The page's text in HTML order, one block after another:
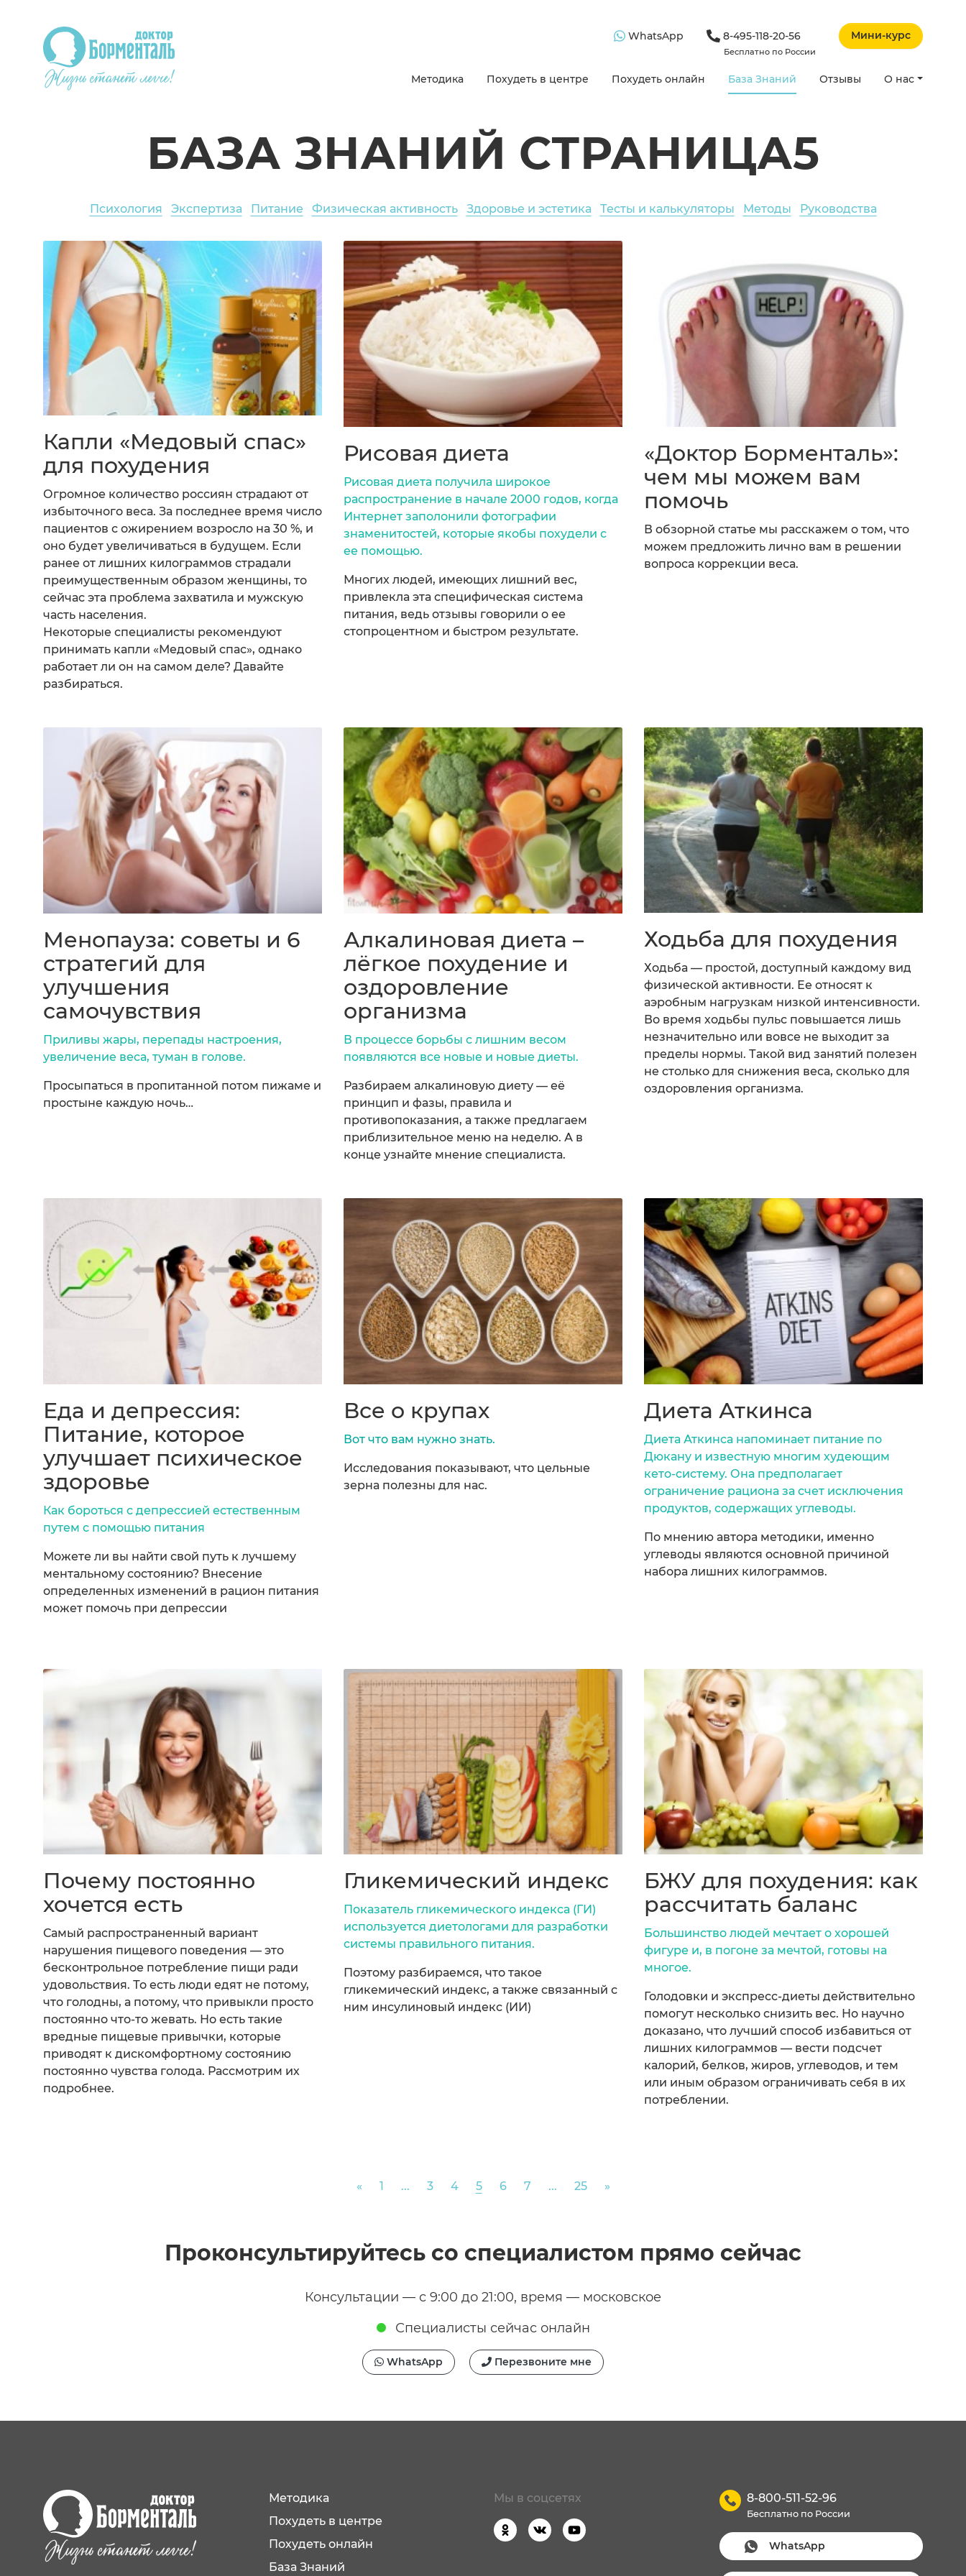
WhatsApp 8-495-118-20-56
Бесплатно по России
Мини-курс
Методика Похудеть в центре Похудеть онлайн База Знаний Отзывы О нас
БАЗА ЗНАНИЙ СТРАНИЦА5
Психология Экспертиза Питание Физическая активность Здоровье и эстетика Тесты и калькуляторы Методы Руководства
Капли «Медовый спас»
для похудения
Огромное количество россиян страдают от
избыточного веса. За последнее время число
пациентов с ожирением возросло на 30 %, и
оно будет увеличиваться в будущем. Если
ранее от лишних килограммов страдали
преимущественным образом женщины, то
сейчас эта проблема захватила и мужскую
часть населения.
Некоторые специалисты рекомендуют
принимать капли «Медовый спас», однако
работает ли он на самом деле? Давайте
разбираться.
Рисовая диета
Рисовая диета получила широкое
распространение в начале 2000 годов, когда
Интернет заполонили фотографии
знаменитостей, которые якобы похудели с
ее помощью.
Многих людей, имеющих лишний вес,
привлекла эта специфическая система
питания, ведь отзывы говорили о ее
стопроцентном и быстром результате.
«Доктор Борменталь»:
чем мы можем вам
помочь
В обзорной статье мы расскажем о том, что
можем предложить лично вам в решении
вопроса коррекции веса.
Менопауза: советы и 6
стратегий для
улучшения
самочувствия
Приливы жары, перепады настроения,
увеличение веса, туман в голове.
Просыпаться в пропитанной потом пижаме и
простыне каждую ночь…
Алкалиновая диета –
лёгкое похудение и
оздоровление
организма
В процессе борьбы с лишним весом
появляются все новые и новые диеты.
Разбираем алкалиновую диету — её
принцип и фазы, правила и
противопоказания, а также предлагаем
приблизительное меню на неделю. А в
конце узнайте мнение специалиста.
Ходьба для похудения
Ходьба — простой, доступный каждому вид
физической активности. Ее относят к
аэробным нагрузкам низкой интенсивности.
Во время ходьбы пульс повышается лишь
незначительно или вовсе не выходит за
пределы нормы. Такой вид занятий полезен
не столько для снижения веса, сколько для
оздоровления организма.
Еда и депрессия:
Питание, которое
улучшает психическое
здоровье
Как бороться с депрессией естественным
путем с помощью питания
Можете ли вы найти свой путь к лучшему
ментальному состоянию? Внесение
определенных изменений в рацион питания
может помочь при депрессии
Все о крупах
Вот что вам нужно знать.
Исследования показывают, что цельные
зерна полезны для нас.
Диета Аткинса
Диета Аткинса напоминает питание по
Дюкану и известную многим худеющим
кето-систему. Она предполагает
ограничение рациона за счет исключения
продуктов, содержащих углеводы.
По мнению автора методики, именно
углеводы являются основной причиной
набора лишних килограммов.
Почему постоянно
хочется есть
Самый распространенный вариант
нарушения пищевого поведения — это
бесконтрольное потребление пищи ради
удовольствия. То есть люди едят не потому,
что голодны, а потому, что привыкли просто
постоянно что-то жевать. Но есть такие
вредные пищевые привычки, которые
приводят к дискомфортному состоянию
постоянно чувства голода. Рассмотрим их
подробнее.
Гликемический индекс
Показатель гликемического индекса (ГИ)
используется диетологами для разработки
системы правильного питания.
Поэтому разбираемся, что такое
гликемический индекс, а также связанный с
ним инсулиновый индекс (ИИ)
БЖУ для похудения: как
рассчитать баланс
Большинство людей мечтает о хорошей
фигуре и, в погоне за мечтой, готовы на
многое.
Голодовки и экспресс-диеты действительно
помогут несколько снизить вес. Но научно
доказано, что лучший способ избавиться от
лишних килограммов — вести подсчет
калорий, белков, жиров, углеводов, и тем
или иным образом ограничивать себя в их
потреблении.
«Previous
1 ... 3 4 5 6 7 ... 25 »Next
Проконсультируйтесь со специалистом прямо сейчас
Консультации — с 9:00 до 21:00, время — московское
Специалисты сейчас онлайн
WhatsApp Перезвоните мне
Методика
Похудеть в центре
Похудеть онлайн
База Знаний
Мы в соцсетях 8-800-511-52-96
Бесплатно по России
WhatsApp